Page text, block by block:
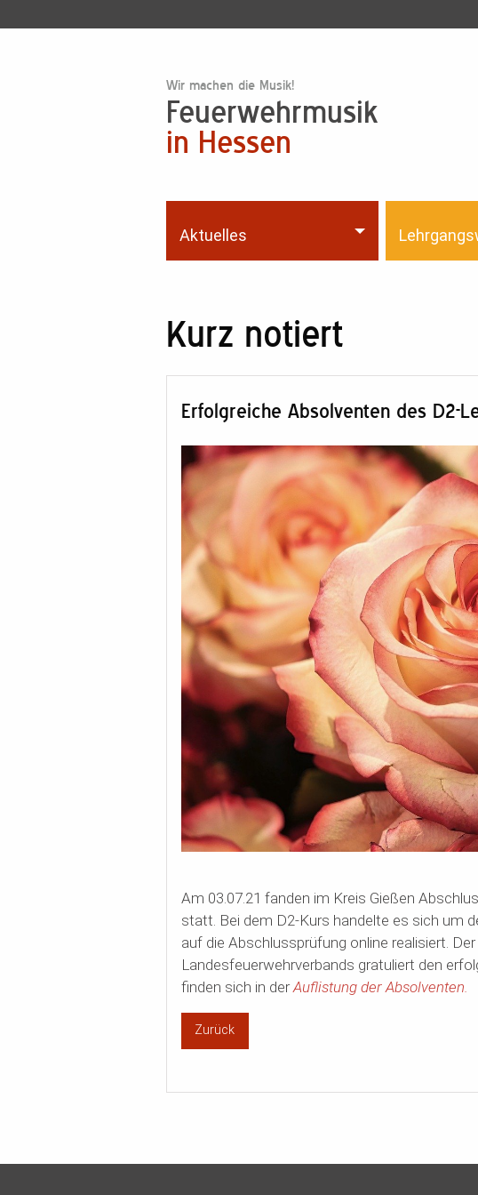
Wir machen die Musik!
Feuerwehrmusik
in Hessen
Aktuelles
Kurz notiert
Erfolgreiche Absolventen des D2-
Am 03.07.21 fanden im Kreis Gießen
statt. Bei dem D2-Kurs handelte es sich um
auf die Abschlussprüfung online realisiert.
Landesfeuerwehrverbands gratuliert den
finden sich in derAuflistung der Absolventen.
Zurück